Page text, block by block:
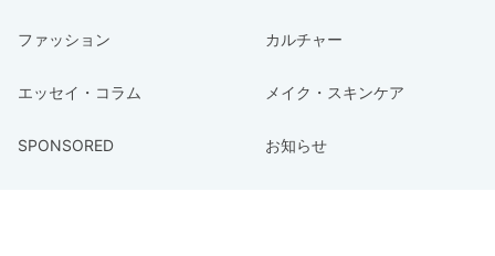
ファッション カルチャー
エッセイ・コラム メイク・スキンケア
SPONSORED お知らせ